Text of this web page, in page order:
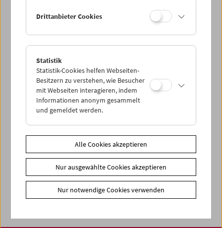
News
Fotos unserer Gäste
Gästebuch
Trailer
Drittanbieter Cookies
Statistik
Statistik-Cookies helfen Webseiten-
Besitzern zu verstehen, wie Besucher
mit Webseiten interagieren, indem
Informationen anonym gesammelt
und gemeldet werden.
Alle Cookies akzeptieren
Nur ausgewählte Cookies akzeptieren
Nur notwendige Cookies verwenden